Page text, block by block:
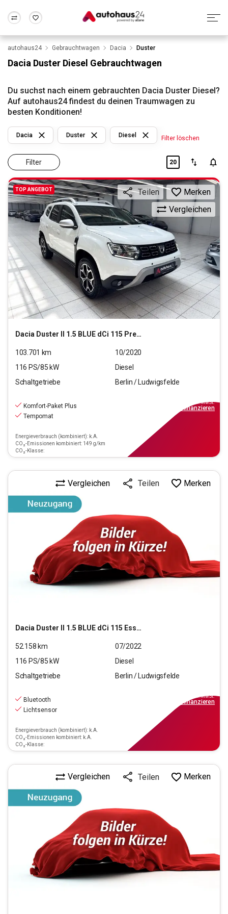
Wir bewerten dein Auto
Alle Fragen & Antworten
Rund um die Inzahlungnahme
Frankfurt Wuppertal
autohaus24 Gebrauchtwagen Dacia Duster
Dacia Duster Diesel Gebrauchtwagen
Du suchst nach einem gebrauchten Dacia Duster Diesel?
Auf autohaus24 findest du deinen Traumwagen zu
besten Konditionen!
Filter
Dacia Duster Diesel Filter löschen
20
TOP ANGEBOT
Dacia Duster II 1.5 BLUE dCi 115 Prestige 4WD
Vergleichen
Teilen Merken
103.701 km
10/2020
116 PS/85 kW
Diesel
Schaltgetriebe
Berlin / Ludwigsfelde
Komfort-Paket Plus
Tempomat
Energieverbrauch (kombiniert): k.A.
CO₂-Emissionen kombiniert: 149 g/km
CO₂-Klasse:
inkl.MwSt.
finanzieren
Dacia Duster II 1.5 BLUE dCi 115 Essential 2WD (EURO 6d)
Vergleichen Teilen Merken
52.158 km
07/2022
116 PS/85 kW
Diesel
Schaltgetriebe
Berlin / Ludwigsfelde
Bluetooth
Lichtsensor
Energieverbrauch (kombiniert): k.A.
CO₂-Emissionen kombiniert: k.A.
CO₂-Klasse:
inkl.MwSt.
finanzieren
Vergleichen Teilen Merken